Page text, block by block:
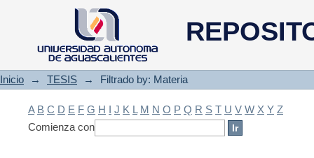
Filtrado by: Materia
Inicio → TESIS → Filtrado by: Materia
A B C D E F G H I J K L M N O P Q R S T U V W X Y Z
Comienza con